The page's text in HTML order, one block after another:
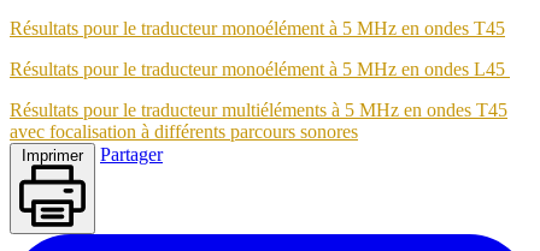
Résultats pour le traducteur monoélément à 5 MHz en ondes T45
Résultats pour le traducteur monoélément à 5 MHz en ondes L45
Résultats pour le traducteur multiéléments à 5 MHz en ondes T45
avec focalisation à différents parcours sonores
Imprimer Partager